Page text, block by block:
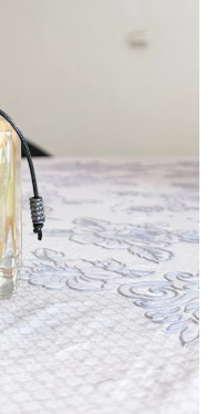
放在客廳。因為茉莉象
中還加入乾燥花或小
就很好看。